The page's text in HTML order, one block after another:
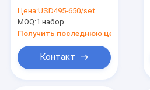
поручая
гальванизировала
Цена:USD495-650/set
MOQ:1 набор
Получить последнюю цену
Контакт